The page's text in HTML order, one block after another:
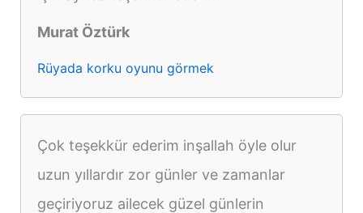
Murat Öztürk
Rüyada korku oyunu görmek
Çok teşekkür ederim inşallah öyle olur
uzun yıllardır zor günler ve zamanlar
geçiriyoruz ailecek güzel günlerin